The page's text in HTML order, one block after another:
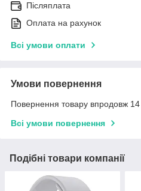
Післяплата
Оплата на рахунок
Всі умови оплати
Умови повернення
Повернення товару впродовж 14
Всі умови повернення
Подібні товари компанії